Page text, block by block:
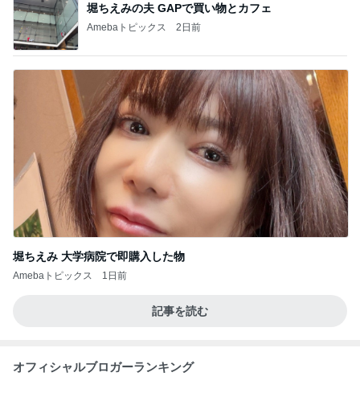
堀ちえみの夫 GAPで買い物とカフェ
Amebaトピックス 2日前
堀ちえみ 大学病院で即購入した物
Amebaトピックス 1日前
記事を読む
オフィシャルブロガーランキング